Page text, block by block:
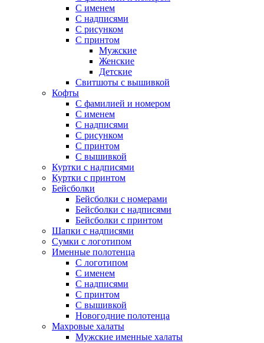
С именем
С надписями
С рисунком
С принтом
Мужские
Женские
Детские
Свитшоты с вышивкой
Кофты
С фамилией и номером
С именем
С надписями
С рисунком
С принтом
С вышивкой
Куртки с надписями
Куртки с принтом
Бейсболки
Бейсболки с номерами
Бейсболки с надписями
Бейсболки с принтом
Шапки с надписями
Сумки с логотипом
Именные полотенца
С логотипом
С именем
С надписями
С принтом
С вышивкой
Новогодние полотенца
Махровые халаты
Мужские именные халаты